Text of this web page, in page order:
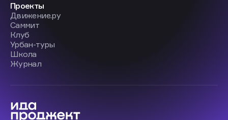
Проекты
Движение.ру
Саммит
Клуб
Урбан-туры
Школа
Журнал